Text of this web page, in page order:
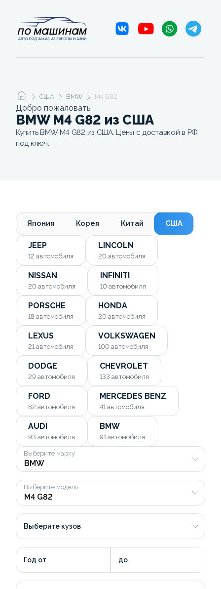
США BMW M4 G82
Добро пожаловать
BMW M4 G82 из США
Купить BMW M4 G82 из США. Цены с доставкой в РФ
под ключ.
Япония Корея Китай США
JEEP
12 автомобиля
LINCOLN
20 автомобиля
NISSAN
20 автомобиля
INFINITI
10 автомобиля
PORSCHE
18 автомобиля
HONDA
20 автомобиля
LEXUS
21 автомобиля
VOLKSWAGEN
100 автомобиля
DODGE
29 автомобиля
CHEVROLET
133 автомобиля
FORD
82 автомобиля
MERCEDES BENZ
41 автомобиля
AUDI
93 автомобиля
BMW
91 автомобиля
Выберите марку
Выберите модель
Выберите кузов
Год от до